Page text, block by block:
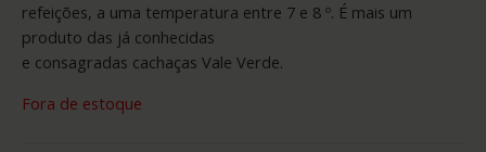
refeições, a uma temperatura entre 7 e 8 º. É mais um
produto das já conhecidas
e consagradas cachaças Vale Verde.
Fora de estoque